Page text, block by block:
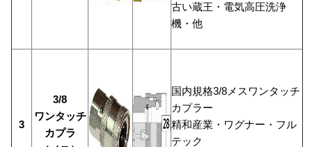
古い蔵王・電気高圧洗浄
機・他
3
3/8
ワンタッチ
カプラ
国内規格3/8メスワンタッチ
カプラー
精和産業・ワグナー・フル
テック